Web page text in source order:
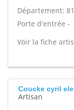
Département: 81
Porte d'entrée -
Voir la fiche
Coucke cyril
Artisan